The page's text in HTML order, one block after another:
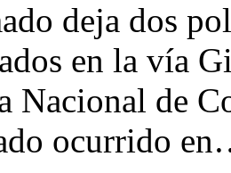
deja dos
en la vía
Nacional de
ocurrido